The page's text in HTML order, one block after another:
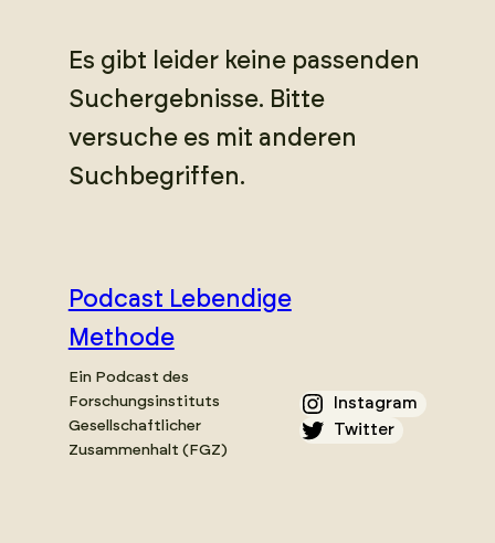
Es gibt leider keine passenden
Suchergebnisse. Bitte
versuche es mit anderen
Suchbegriffen.
Podcast Lebendige
Methode
Ein Podcast des
Forschungsinstituts
Gesellschaftlicher
Zusammenhalt (FGZ)
Instagram
Twitter